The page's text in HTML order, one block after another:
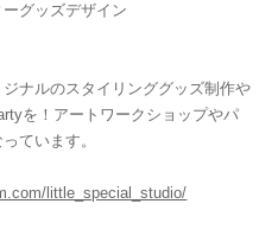
グッズデザイン
ナルのスタイリンググッズ制作や
を！アートワークショップやパ
ています。
little_special_studio/